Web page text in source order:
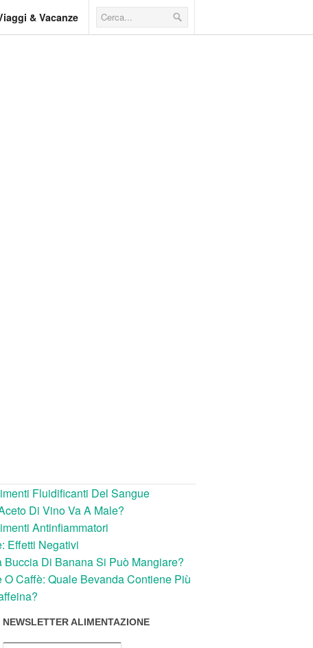
& Vacanze
Fluidificanti Del Sangue
Di Vino Va A Male?
Antinfiammatori
Effetti Negativi
Buccia Di Banana Si Può Mangiare?
O Caffè: Quale Bevanda Contiene Più
NEWSLETTER ALIMENTAZIONE